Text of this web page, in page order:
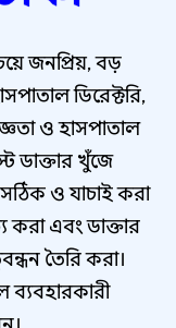
জনপ্রিয়, বড়
ডিরেক্টরি,
ও হাসপাতাল
ডাক্তার খুঁজে
ও যাচাই করা
করা এবং ডাক্তার
তৈরি করা।
ব্যবহারকারী